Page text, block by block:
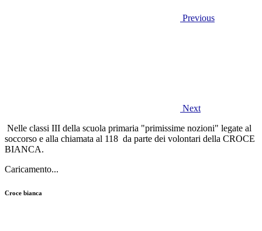
Previous
Next
Nelle classi III della scuola primaria "primissime nozioni" legate al
soccorso e alla chiamata al 118 da parte dei volontari della CROCE
BIANCA.
Caricamento...
Croce bianca